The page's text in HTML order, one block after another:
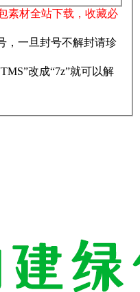
素材全站下载，收藏必
，一旦封号不解封请珍
改成“7z”就可以解